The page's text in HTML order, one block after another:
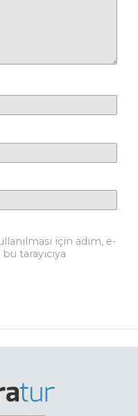
için adım, e-
tarayıcıya